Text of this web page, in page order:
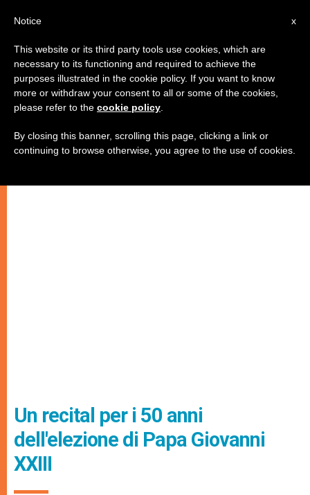
Un recital per i 50 anni
dell'elezione di Papa Giovanni
XXIII
x
Notice
This website or its third party tools use cookies, which are
necessary to its functioning and required to achieve the
purposes illustrated in the cookie policy. If you want to know
more or withdraw your consent to all or some of the cookies,
please refer to the cookie policy
By closing this banner, scrolling this page, clicking a link or
continuing to browse otherwise, you agree to the use of cookies.